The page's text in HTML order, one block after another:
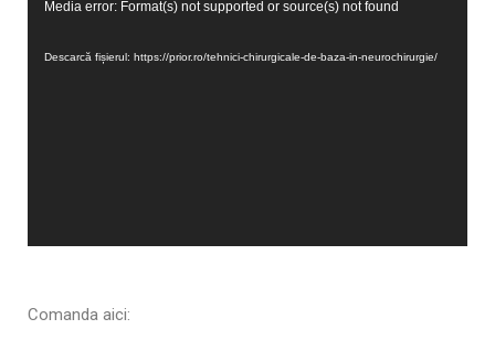
Player
Media error: Format(s) not supported or source(s) not found
Descarcă fișierul: https://prior.ro/tehnici-chirurgicale-de-baza-in-neurochirurgie/
Comanda aici: